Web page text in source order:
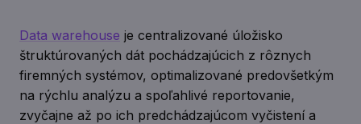
Data warehouse je centralizované úložisko
štruktúrovaných dát pochádzajúcich z rôznych
firemných systémov, optimalizované predovšetkým
na rýchlu analýzu a spoľahlivé reportovanie,
zvyčajne až po ich predchádzajúcom vyčistení a